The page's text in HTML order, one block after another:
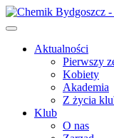
Aktualności
Pierwszy
Kobiety
Akademia
Z życia
Klub
O nas